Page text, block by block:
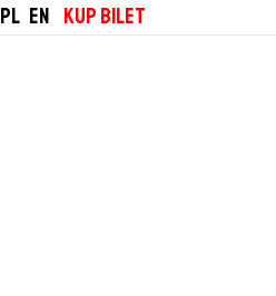
PL EN KUP BILET